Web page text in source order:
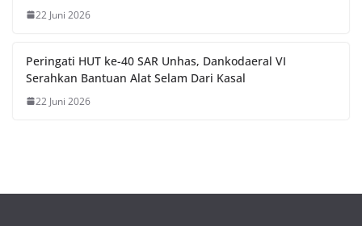
22 Juni 2026
Peringati HUT ke-40 SAR Unhas, Dankodaeral VI
Serahkan Bantuan Alat Selam Dari Kasal
22 Juni 2026